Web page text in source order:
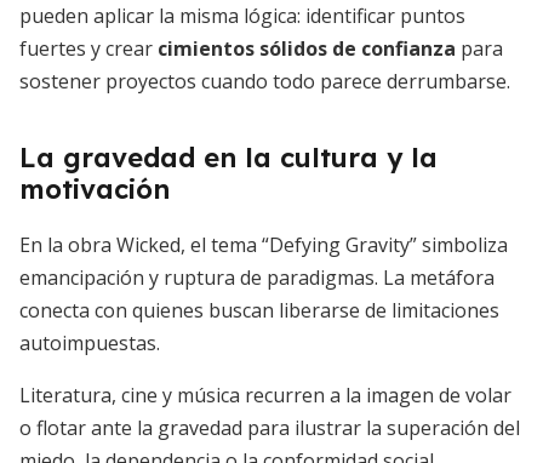
pueden aplicar la misma lógica: identificar puntos
fuertes y crear cimientos sólidos de confianza para
sostener proyectos cuando todo parece derrumbarse.
La gravedad en la cultura y la
motivación
En la obra Wicked, el tema “Defying Gravity” simboliza
emancipación y ruptura de paradigmas. La metáfora
conecta con quienes buscan liberarse de limitaciones
autoimpuestas.
Literatura, cine y música recurren a la imagen de volar
o flotar ante la gravedad para ilustrar la superación del